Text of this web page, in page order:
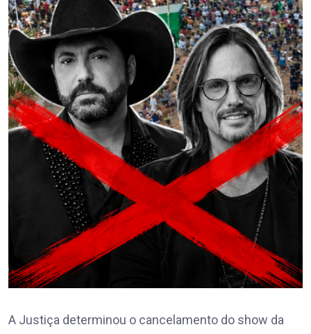
A Justiça determinou o cancelamento do show da